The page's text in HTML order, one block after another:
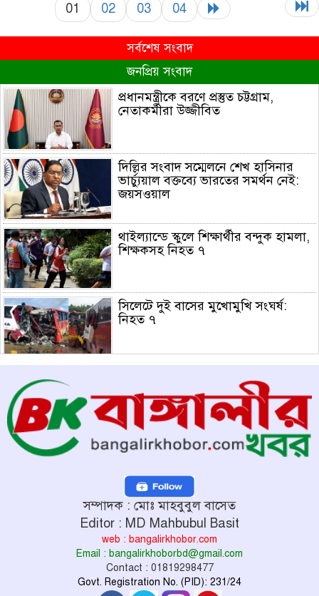
01 02 03 04
সর্বশেষ সংবাদ
জনপ্রিয় সংবাদ
প্রধানমন্ত্রীকে বরণে প্রস্তুত চট্টগ্রাম,
নেতাকর্মীরা উজ্জীবিত
দিল্লির সংবাদ সম্মেলনে শেখ হাসিনার
ভার্চ্যুয়াল বক্তব্যে ভারতের সমর্থন নেই:
জয়সওয়াল
থাইল্যান্ডে স্কুলে শিক্ষার্থীর বন্দুক হামলা,
শিক্ষকসহ নিহত ৭
সিলেটে দুই বাসের মুখোমুখি সংঘর্ষ:
নিহত ৭
নির্বাচন ২০ আগস্ট, ভোটার ৩৪৯ জন
স্বায়ত্তশাসিত প্রতিষ্ঠান হচ্ছে বিটিভি-
৯ সেপ্টেম্বর থেকে লং মার্চ-রেলযাত্রার
কর্মসূচি, ১৪ নভেম্বরে ঢাকায় মহাসমাবেশ
হরমুজে নতুন নৌপথে ওমানের সঙ্গে
সম্পাদক : মোঃ মাহবুবুল বাসেত
Editor : MD Mahbubul Basit
web : bangalirkhobor.com
Email : bangalirkhoborbd@gmail.com
Contact : 01819298477
Govt. Registration No. (PID): 231/24